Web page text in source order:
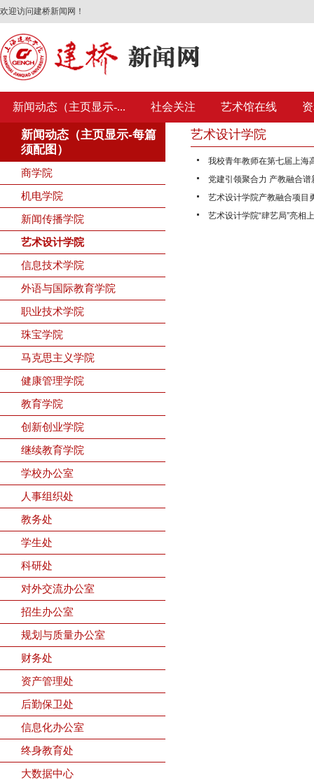
欢迎访问建桥新闻网！
新闻动态（主页显示-... 社会关注 艺术馆在线
新闻动态（主页显示-每篇
须配图）
商学院
机电学院
新闻传播学院
艺术设计学院
信息技术学院
外语与国际教育学院
职业技术学院
珠宝学院
马克思主义学院
健康管理学院
教育学院
创新创业学院
继续教育学院
学校办公室
人事组织处
教务处
学生处
科研处
对外交流办公室
招生办公室
规划与质量办公室
财务处
资产管理处
后勤保卫处
信息化办公室
终身教育处
大数据中心
艺术设计学院
我校青年教师在第七届上海
党建引领聚合力 产教融合
艺术设计学院产教融合项目
艺术设计学院“肆艺局”亮相